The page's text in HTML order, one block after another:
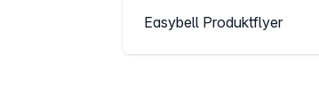
Easybell Produktflyer